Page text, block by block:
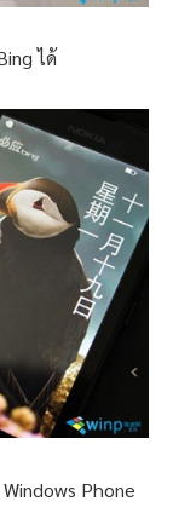
ได้
Phone